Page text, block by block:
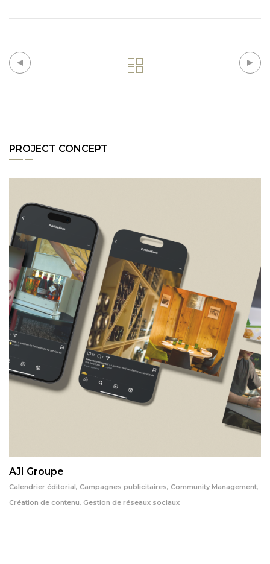
PROJECT CONCEPT
AJI Groupe
Calendrier éditorial, Campagnes publicitaires, Community Management,
Création de contenu, Gestion de réseaux sociaux